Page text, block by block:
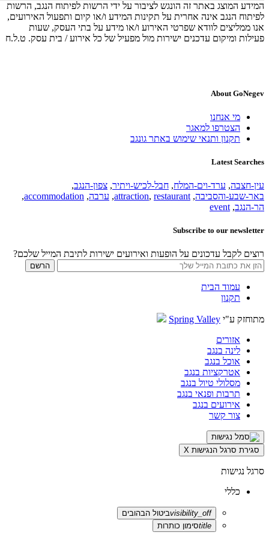
המידע המוצג באתר זה הונגש לציבור על ידי הרשות לפיתוח הנגב, הרשות
לפיתוח הנגב אינה אחרית על תקינות המידע ו/או קיום ותפעול האירועים,
אנו ממליצים לוודא שפרטי האירוע ו/או מידע על בתי העסק, שעות
פעילות ומיקום עדכנים ישירות מול מפעיל של כל אירוע / בית עסק. ט.ל.ח
About GoNegev
מי אנחנו
הצטרפו למאגר
תקנון ותנאי שימוש באתר גונגב
Latest Searches
עין-חצבה, ערד-וים-המלח, חבל-לכיש-ויתיר, צפון-הנגב,
באר-שבע-והסביבה,
attraction, restaurant
, ערבה,
accommodation
,
הר-הנגב,
event
Subscribe to our newsletter
רוצים לקבל עדכונים על הופעות ואירועים ישירות לתיבת המייל שלכם?
עמוד הבית
תקנון
מתוחזק ע"י Spring Valley
אזורים
לינה בנגב
אוכל בנגב
אטרקציות בנגב
מסלולי טיול בנגב
תרבות ופנאי בנגב
אירועים בנגב
צור קשר
סגירת סרגל הנגישות X
סרגל נגישות
כללי
visibility_offביטול הבהובים
titleסימון כותרות